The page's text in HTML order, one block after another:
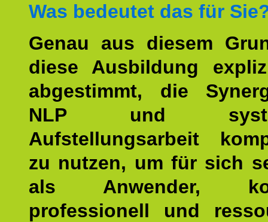
Was bedeutet das für
Genau aus diesem
diese Ausbildung
abgestimmt, die
NLP und
Aufstellungsarbeit
zu nutzen, um für sich
als Anwender,
professionell und